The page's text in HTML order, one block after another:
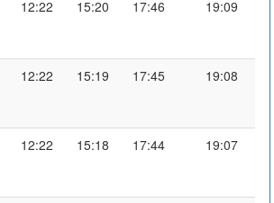
12:22 15:20 17:46 19:09
12:22 15:19 17:45 19:08
12:22 15:18 17:44 19:07